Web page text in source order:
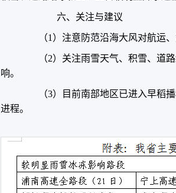
六、关注与建议
（1）注意防范沿海大风对航运、
（2）关注雨雪天气、积雪、道路
响。
（3）目前南部地区已进入早稻播
进程。